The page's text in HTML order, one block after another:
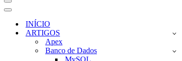
Menu
de
navegação
Menu
navegaçãoINÍCIO
ARTIGOS
Apex
Banco de Dados
MySQL